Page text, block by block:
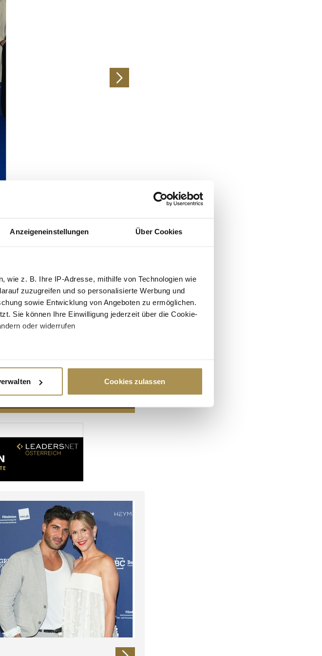
Anzeigeneinstellungen Über Cookies
wie z. B. Ihre IP-Adresse, mithilfe von Technologien wie
zuzugreifen und so personalisierte Werbung und
sowie Entwicklung von Angeboten zu ermöglichen.
Sie können Ihre Einwilligung jederzeit über die Cookie-
oder widerrufen
werden, und legen Sie Ihre Präferenzen im
Funktionen für soziale Medien anbieten zu können
weiter. Unsere Partner führen diese Informationen
haben oder die sie im Rahmen Ihrer Nutzung
Cookies zulassen